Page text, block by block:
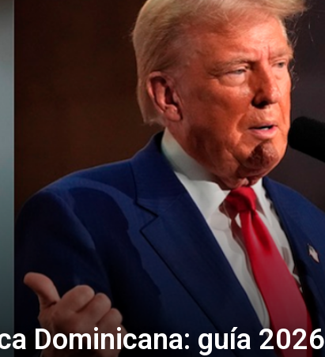
Dominicana: guía 2026